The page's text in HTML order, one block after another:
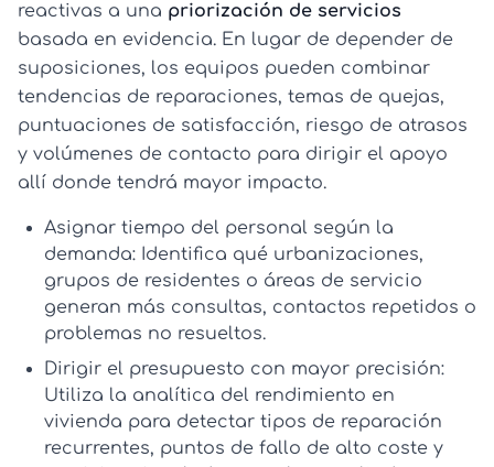
reactivas a una priorización de servicios
basada en evidencia. En lugar de depender de
suposiciones, los equipos pueden combinar
tendencias de reparaciones, temas de quejas,
puntuaciones de satisfacción, riesgo de atrasos
y volúmenes de contacto para dirigir el apoyo
allí donde tendrá mayor impacto.
Asignar tiempo del personal según la
demanda: Identifica qué urbanizaciones,
grupos de residentes o áreas de servicio
generan más consultas, contactos repetidos o
problemas no resueltos.
Dirigir el presupuesto con mayor precisión:
Utiliza la analítica del rendimiento en
vivienda para detectar tipos de reparación
recurrentes, puntos de fallo de alto coste y